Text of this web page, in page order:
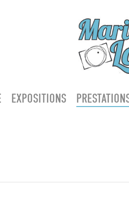
EXPOSITIONS